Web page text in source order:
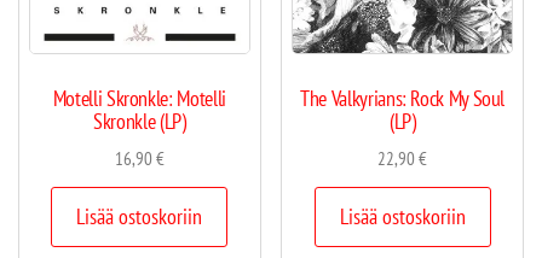
Motelli Skronkle: Motelli
Skronkle (LP)
16,90€
Lisää ostoskoriin
The Valkyrians: Rock My Soul
(LP)
22,90€
Lisää ostoskoriin